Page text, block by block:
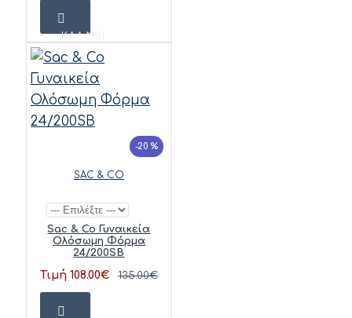
ΚΑΛΆΘΙ
-20 %
SAC & CO
Sac & Co Γυναικεία
Ολόσωμη Φόρμα
24/200SB
Τιμή 108.00€ 135.00€